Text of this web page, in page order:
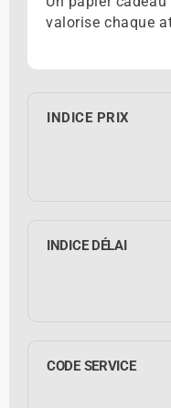
valorise chaque
INDICE PRIX
INDICE DÉLAI
CODE SERVICE